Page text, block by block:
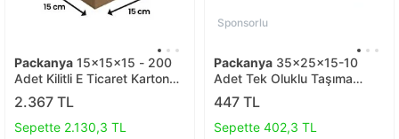
Packanya 15x15x15 - 200
Adet Kilitli E Ticaret Karton
Kargo Kutusu 200 Adet
2.367 TL
Sepette 2.130,3 TL
Sponsorlu
Packanya 35x25x15-10
Adet Tek Oluklu Taşıma
Kolisi 10 Adet
447 TL
Sepette 402,3 TL